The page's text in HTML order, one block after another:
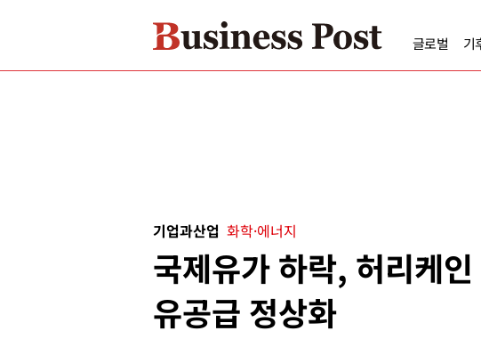
글로벌 기
기업과산업 화학·에너지
국제유가 하락, 허리케
유공급 정상화